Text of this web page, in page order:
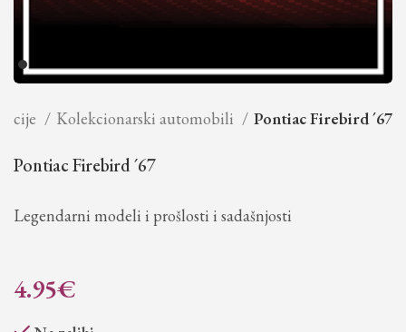
Kolekcionarski automobili Pontiac Firebird ´67
Pontiac Firebird ´67
Legendarni modeli i prošlosti i sadašnjosti
4.95€